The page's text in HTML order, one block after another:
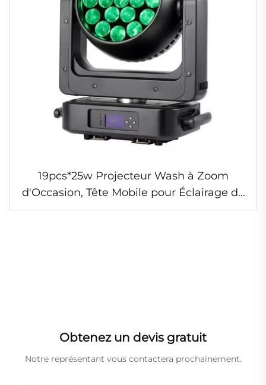
19pcs*25w Projecteur Wash à Zoom
d'Occasion, Tête Mobile pour Éclairage de
Scène, à Vendre, Lumière Professionnelle
Obtenez un devis gratuit
Notre représentant vous contactera prochainement.